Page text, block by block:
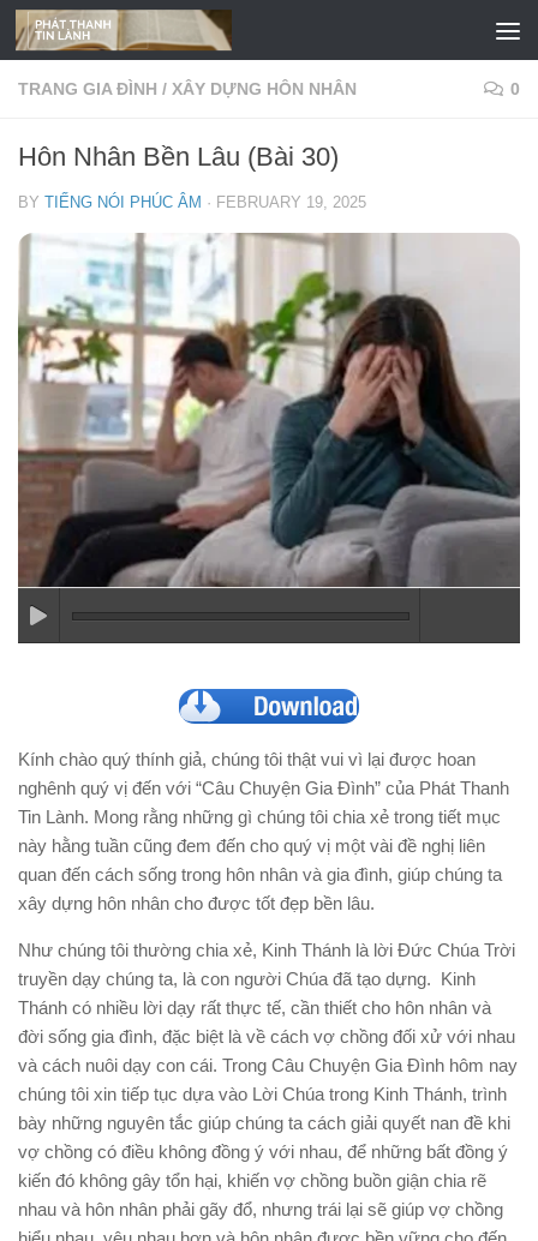
Skip to content
TRANG GIA ĐÌNH / XÂY DỰNG HÔN NHÂN 0
Hôn Nhân Bền Lâu (Bài 30)
BY TIẾNG NÓI PHÚC ÂM · FEBRUARY 19, 2025
Kính chào quý thính giả, chúng tôi thật vui vì lại được hoan
nghênh quý vị đến với “Câu Chuyện Gia Đình” của Phát Thanh
Tin Lành. Mong rằng những gì chúng tôi chia xẻ trong tiết mục
này hằng tuần cũng đem đến cho quý vị một vài đề nghị liên
quan đến cách sống trong hôn nhân và gia đình, giúp chúng ta
xây dựng hôn nhân cho được tốt đẹp bền lâu.
Như chúng tôi thường chia xẻ, Kinh Thánh là lời Đức Chúa Trời
truyền dạy chúng ta, là con người Chúa đã tạo dựng. Kinh
Thánh có nhiều lời dạy rất thực tế, cần thiết cho hôn nhân và
đời sống gia đình, đặc biệt là về cách vợ chồng đối xử với nhau
và cách nuôi dạy con cái. Trong Câu Chuyện Gia Đình hôm nay
chúng tôi xin tiếp tục dựa vào Lời Chúa trong Kinh Thánh, trình
bày những nguyên tắc giúp chúng ta cách giải quyết nan đề khi
vợ chồng có điều không đồng ý với nhau, để những bất đồng ý
kiến đó không gây tổn hại, khiến vợ chồng buồn giận chia rẽ
nhau và hôn nhân phải gãy đổ, nhưng trái lại sẽ giúp vợ chồng